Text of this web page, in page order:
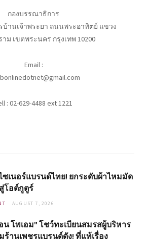
กองบรรณาธิการ
บ้านเจ้าพระยา ถนนพระอาทิตย์ แขวง
ม เขตพระนคร กรุงเทพ 10200
Email :
: 02-629-4488 ext 1221
ซเนอร์แบรนด์ไทย! ยกระดับผ้าไหมมัด
โอต์กูตูร์
AUGUST 7, 2026
โพเอม" โชว์ทะเบียนสมรสผู้บริหาร
ร้านเพชรแบรนด์ดัง! ที่แท้เรื่อง